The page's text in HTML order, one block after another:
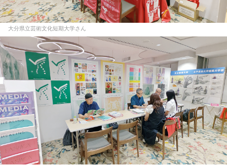
大分県立芸術文化短期大学さん